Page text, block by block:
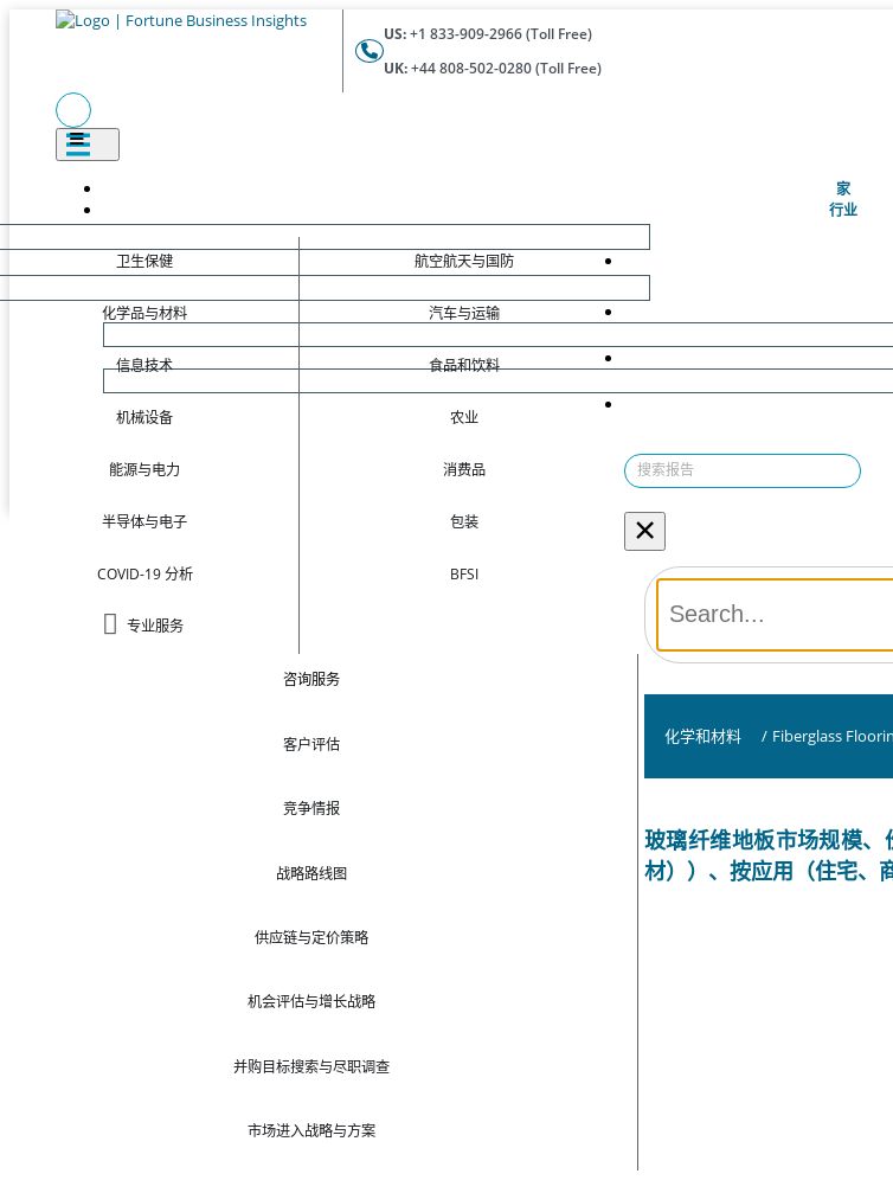
US:+1 833-909-2966 (Toll Free)
UK:+44 808-502-0280 (Toll Free)
家(当前的)
行业
卫生保健
化学品与材料
信息技术
机械设备
能源与电力
半导体与电子
COVID-19 分析
专业服务
航空航天与国防
汽车与运输
食品和饮料
农业
消费品
包装
BFSI
咨询服务
客户评估
竞争情报
战略路线图
供应链与定价策略
机会评估与增长战略
并购目标搜索与尽职调查
市场进入战略与方案
×
化学和材料 / Fiberglass
玻璃纤维地板市场规模
材））、按应用（住宅、